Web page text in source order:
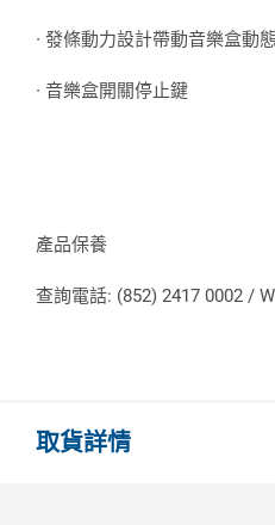
∙ 發條動力設計帶動音樂盒動態
∙ 音樂盒開關停止鍵
產品保養
查詢電話: (852) 2417 0002 /
取貨詳情